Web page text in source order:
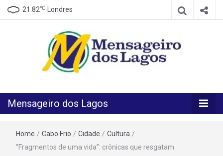
21.82℃ Londres
Mensageiro
dos Lagos
Mensageiro dos Lagos
Home / Cabo Frio / Cidade / Cultura /
“Fragmentos de uma vida”: crônicas que resgatam